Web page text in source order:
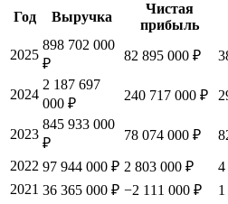
Год Выручка
Чистая
прибыль
2025
898 702 000
₽
82 895 000 ₽
2024
2 187 697
000 ₽
240 717 000 ₽
2023
845 933 000
₽
78 074 000 ₽
2022 97 944 000 ₽ 2 803 000 ₽ 4
2021 36 365 000 ₽ −2 111 000 ₽